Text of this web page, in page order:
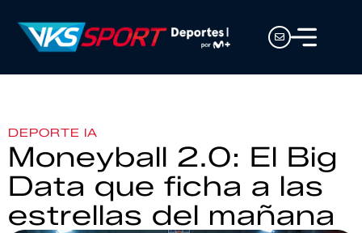
DEPORTE IA
Moneyball 2.0: El Big
Data que ficha a las
estrellas del mañana